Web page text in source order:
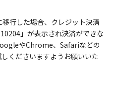
行した場合、クレジット決済
」が表示され決済ができな
やChrome、Safariなどの
くださいますようお願いいた